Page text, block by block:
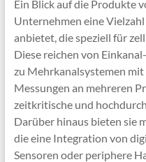
Ein Blick auf die Produkte
Unternehmen eine
anbietet, die speziell für
Diese reichen von
zu Mehrkanalsystemen
Messungen an mehreren
zeitkritische und
Darüber hinaus bieten sie
die eine Integration von
Sensoren oder periphere